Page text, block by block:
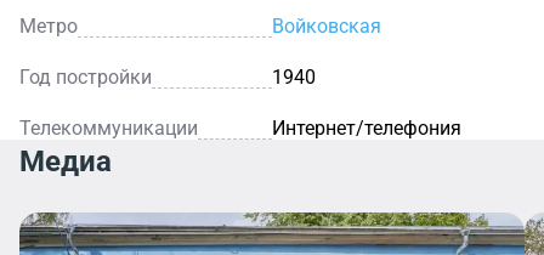
Метро Войковская
Год постройки 1940
Телекоммуникации Интернет/телефония
Медиа